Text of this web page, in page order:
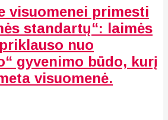
visuomenei primesti
standartų“: laimės
nuo
gyvenimo būdo, kurį
visuomenė.